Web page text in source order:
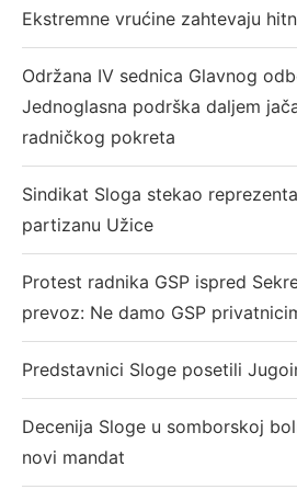
Ekstremne vrućine zahtevaju
Održana IV sednica Glavnog
Jednoglasna podrška daljem
radničkog pokreta
Sindikat Sloga stekao
partizanu Užice
Protest radnika GSP ispred
prevoz: Ne damo GSP
Predstavnici Sloge posetili
Decenija Sloge u somborskoj
novi mandat